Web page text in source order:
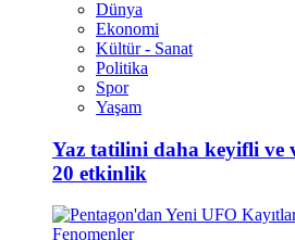
Dünya
Ekonomi
Kültür - Sanat
Politika
Spor
Yaşam
Yaz tatilini daha keyifli ve
20 etkinlik